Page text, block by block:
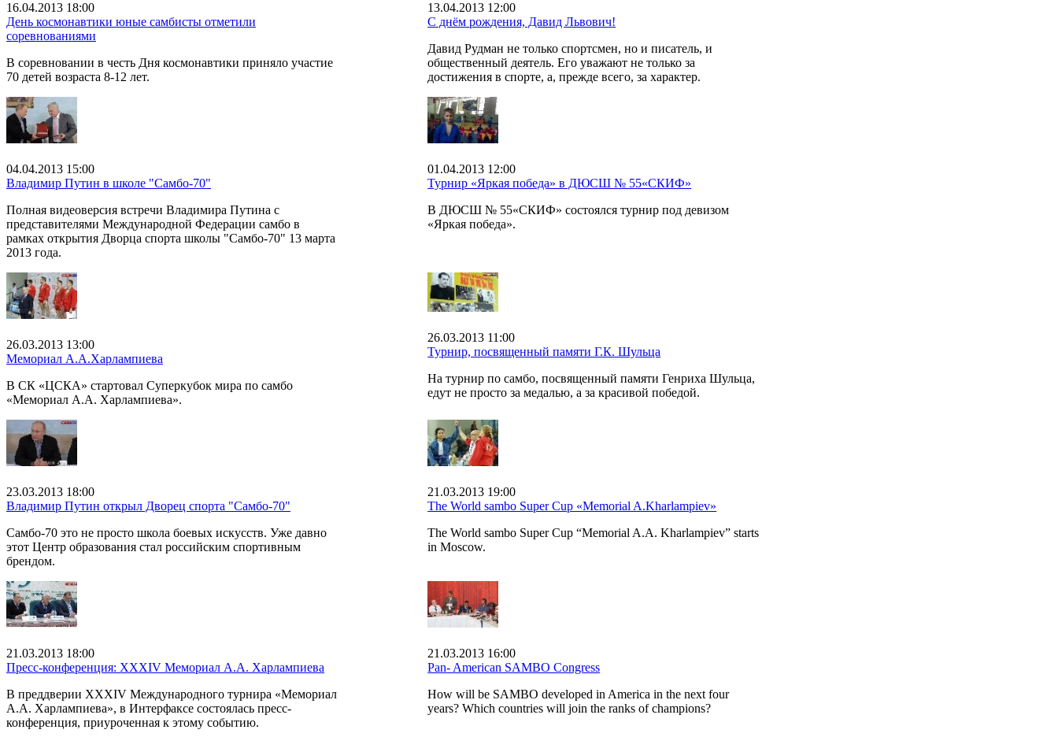
16.04.2013 18:00
День космонавтики юные самбисты отметили
соревнованиями
В соревновании в честь Дня космонавтики приняло участие
70 детей возраста 8-12 лет.
13.04.2013 12:00
С днём рождения, Давид Львович!
Давид Рудман не только спортсмен, но и писатель, и
общественный деятель. Его уважают не только за
достижения в спорте, а, прежде всего, за характер.
04.04.2013 15:00
Владимир Путин в школе "Самбо-70"
Полная видеоверсия встречи Владимира Путина с
представителями Международной Федерации самбо в
рамках открытия Дворца спорта школы "Самбо-70" 13 марта
2013 года.
01.04.2013 12:00
Турнир «Яркая победа» в ДЮСШ № 55«СКИФ»
В ДЮСШ № 55«СКИФ» состоялся турнир под девизом
«Яркая победа».
26.03.2013 13:00
Мемориал А.А.Харлампиева
В СК «ЦСКА» стартовал Суперкубок мира по самбо
«Мемориал А.А. Харлампиева».
26.03.2013 11:00
Турнир, посвященный памяти Г.К. Шульца
На турнир по самбо, посвященный памяти Генриха Шульца,
едут не просто за медалью, а за красивой победой.
23.03.2013 18:00
Владимир Путин открыл Дворец спорта "Самбо-70"
Самбо-70 это не просто школа боевых искусств. Уже давно
этот Центр образования стал российским спортивным
брендом.
21.03.2013 19:00
The World sambo Super Cup «Memorial A.Kharlampiev»
The World sambo Super Cup “Memorial A.A. Kharlampiev” starts
in Moscow.
21.03.2013 18:00
Пресс-конференция: XXXIV Мемориал А.А. Харлампиева
В преддверии XXXIV Международного турнира «Мемориал
А.А. Харлампиева», в Интерфаксе состоялась пресс-
конференция, приуроченная к этому событию.
21.03.2013 16:00
Pan- American SAMBO Congress
How will be SAMBO developed in America in the next four
years? Which countries will join the ranks of champions?